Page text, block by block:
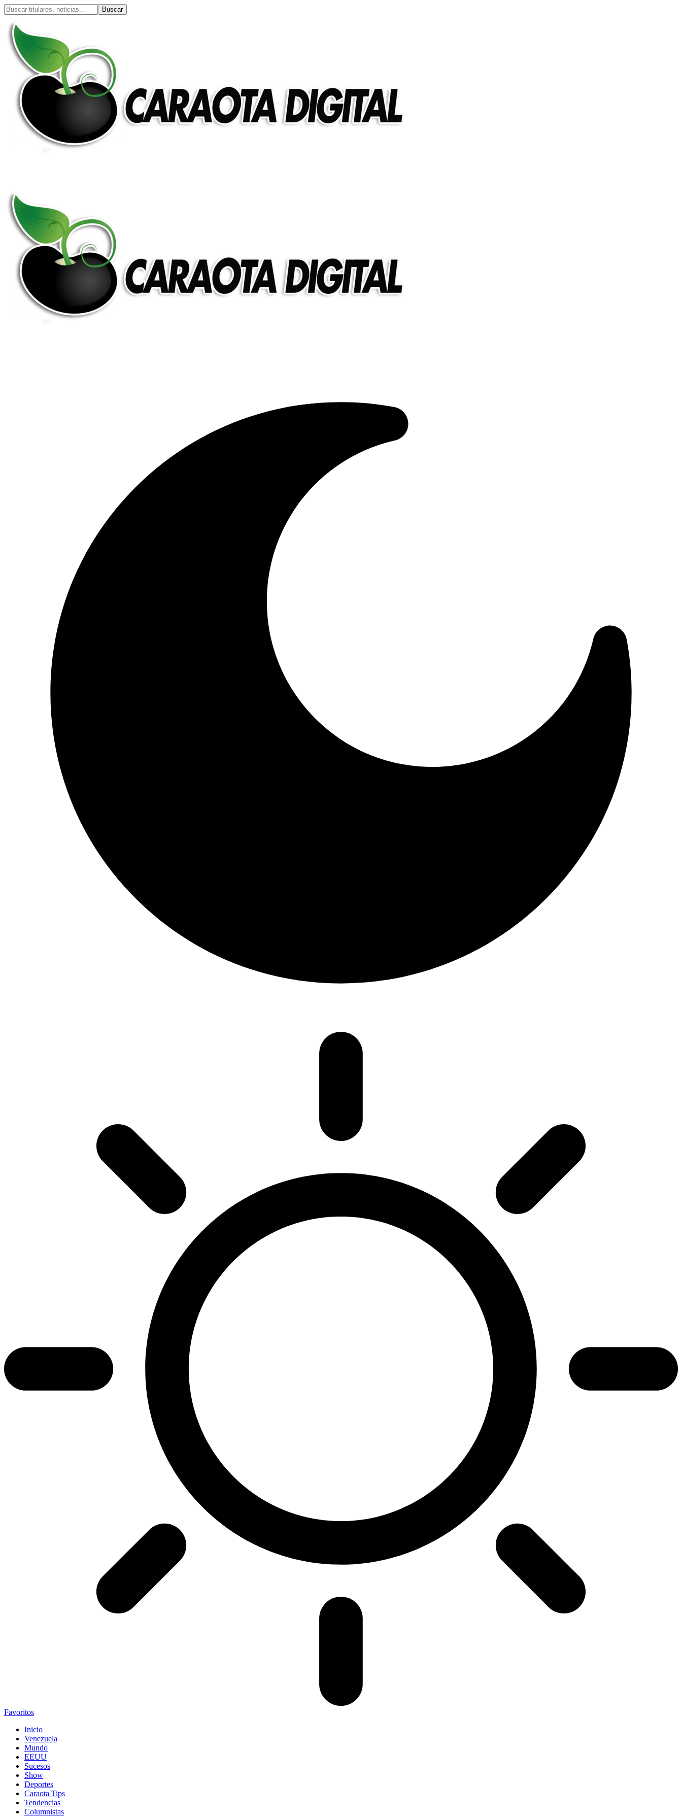
Favoritos
Inicio
Venezuela
Mundo
EEUU
Sucesos
Show
Deportes
Caraota Tips
Tendencias
Columnistas